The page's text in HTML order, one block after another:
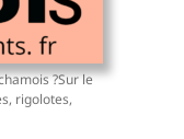
?Sur le
rigolotes,